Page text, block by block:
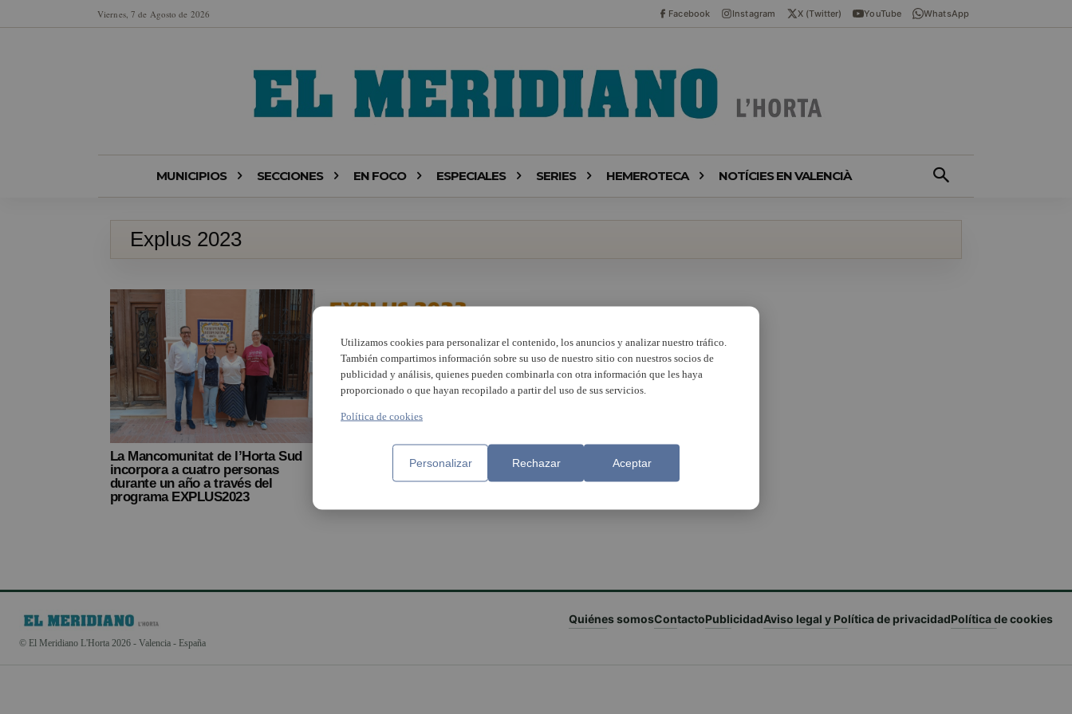
Viernes, 7 de Agosto de 2026 Facebook Instagram X (Twitter) YouTube WhatsApp
MUNICIPIOS SECCIONES EN FOCO ESPECIALES SERIES HEMEROTECA NOTÍCIES EN VALENCIÀ
Explus 2023
La Mancomunitat de l’Horta Sud
incorpora a cuatro personas
durante un año a través del
programa EXPLUS2023
trámites para contratar a tres
personas desempleadas gracias
al programa Explus 2023
© El Meridiano L'Horta 2026 - Valencia - España
Quiénes somosContactoPublicidadAviso legal y Política de privacidadPolítica de cookies
Utilizamos cookies para personalizar el contenido, los anuncios y analizar nuestro tráfico.
También compartimos información sobre su uso de nuestro sitio con nuestros socios de
publicidad y análisis, quienes pueden combinarla con otra información que les haya
proporcionado o que hayan recopilado a partir del uso de sus servicios.
Política de cookies
Personalizar Rechazar Aceptar